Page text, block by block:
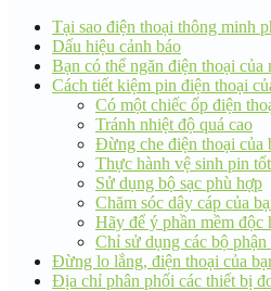
Tại sao điện thoại thông minh
Dấu hiệu cảnh báo
Bạn có thể ngăn điện thoại của
Cách tiết kiệm pin điện thoại
Có một chiếc ốp điện
Tránh nhiệt độ quá cao
Đừng che điện thoại của
Thực hành vệ sinh pin tốt
Sử dụng bộ sạc phù hợp
Chăm sóc dây cáp của
Hãy để ý phần mềm độc
Chỉ sử dụng các bộ
Đừng lo lắng, điện thoại của
Địa chỉ phân phối các thiết bị